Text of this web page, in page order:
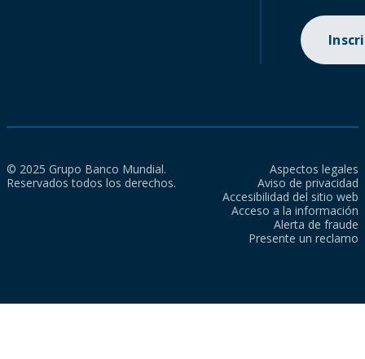
© 2025 Grupo Banco Mundial.
Reservados todos los derechos.
Aspectos legales
Aviso de privacidad
Accesibilidad del sitio web
Acceso a la información
Alerta de fraude
Presente un reclamo